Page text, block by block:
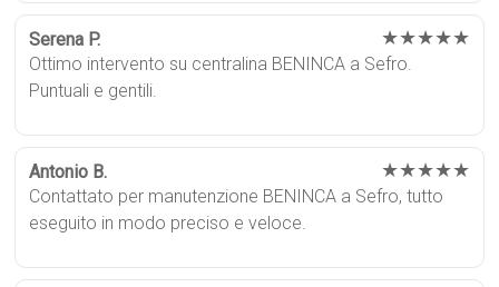
Serena P. ★★★★★
Ottimo intervento su centralina BENINCA a Sefro.
Puntuali e gentili.
Antonio B. ★★★★★
Contattato per manutenzione BENINCA a Sefro, tutto
eseguito in modo preciso e veloce.